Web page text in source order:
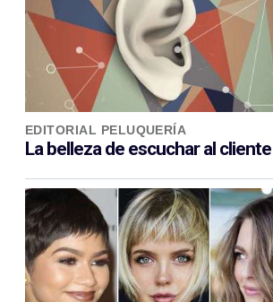
EDITORIAL PELUQUERÍA
La belleza de escuchar al cliente